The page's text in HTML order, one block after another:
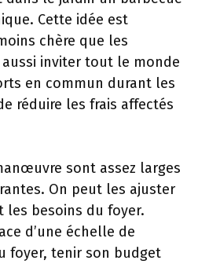
Cette idée est
chère que les
inviter tout le monde
en commun durant les
réduire les frais affectés
sont assez larges
On peut les ajuster
les besoins du foyer.
d’une échelle de
foyer, tenir son budget